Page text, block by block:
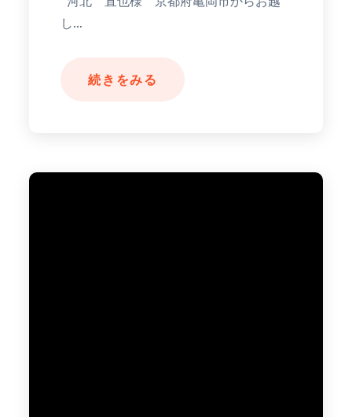
し…
続きをみる